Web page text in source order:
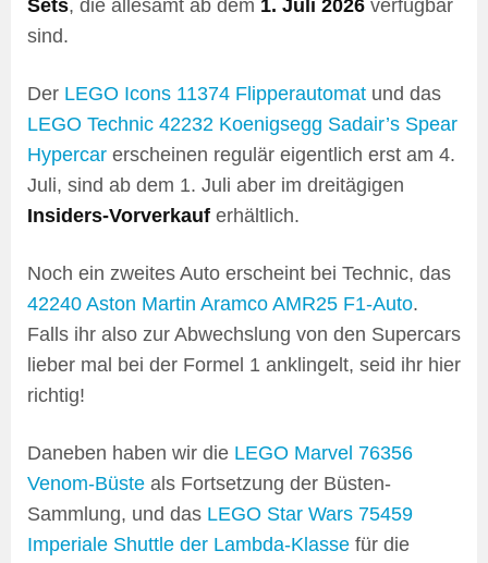
Sets, die allesamt ab dem 1. Juli 2026 verfügbar
sind.
Der LEGO Icons 11374 Flipperautomat und das
LEGO Technic 42232 Koenigsegg Sadair’s Spear
Hypercar erscheinen regulär eigentlich erst am 4.
Juli, sind ab dem 1. Juli aber im dreitägigen
Insiders-Vorverkauf erhältlich.
Noch ein zweites Auto erscheint bei Technic, das
42240 Aston Martin Aramco AMR25 F1-Auto.
Falls ihr also zur Abwechslung von den Supercars
lieber mal bei der Formel 1 anklingelt, seid ihr hier
richtig!
Daneben haben wir die LEGO Marvel 76356
Venom-Büste als Fortsetzung der Büsten-
Sammlung, und das LEGO Star Wars 75459
Imperiale Shuttle der Lambda-Klasse für die